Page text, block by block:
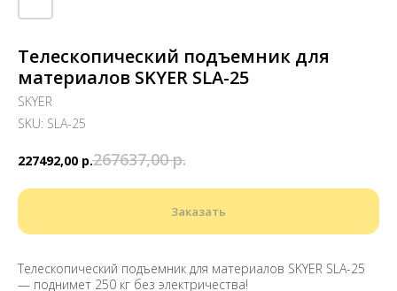
Телескопический подъемник для
материалов SKYER SLA-25
SKYER
SKU: SLA-25
227492,00 р.267637,00 р.
Заказать
Телескопический подъемник для материалов SKYER SLA-25
— поднимет 250 кг без электричества!